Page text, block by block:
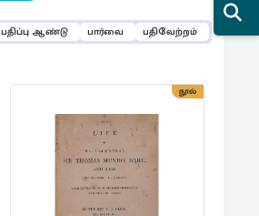
பதிப்பு ஆண்டு பார்வை பதிவேற்றம்
நூல்